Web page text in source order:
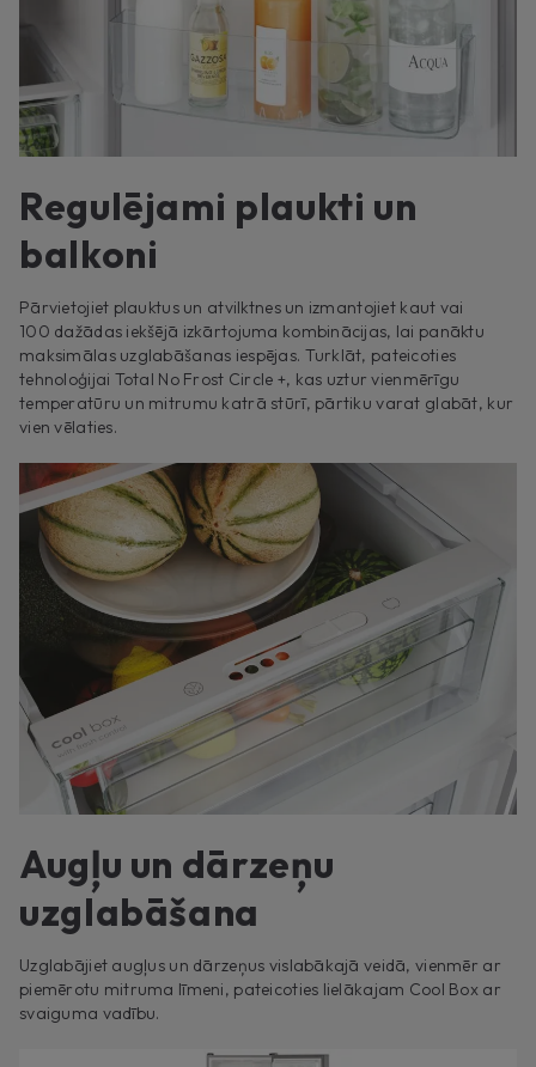
Regulējami plaukti un
balkoni
Pārvietojiet plauktus un atvilktnes un izmantojiet kaut vai
100 dažādas iekšējā izkārtojuma kombinācijas, lai panāktu
maksimālas uzglabāšanas iespējas. Turklāt, pateicoties
tehnoloģijai Total No Frost Circle +, kas uztur vienmērīgu
temperatūru un mitrumu katrā stūrī, pārtiku varat glabāt, kur
vien vēlaties.
Augļu un dārzeņu
uzglabāšana
Uzglabājiet augļus un dārzeņus vislabākajā veidā, vienmēr ar
piemērotu mitruma līmeni, pateicoties lielākajam Cool Box ar
svaiguma vadību.